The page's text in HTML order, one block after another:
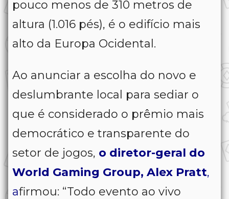
pouco menos de 310 metros de
altura (1.016 pés), é o edifício mais
alto da Europa Ocidental.
Ao anunciar a escolha do novo e
deslumbrante local para sediar o
que é considerado o prêmio mais
democrático e transparente do
setor de jogos, o diretor-geral do
World Gaming Group, Alex Pratt,
afirmou: “Todo evento ao vivo